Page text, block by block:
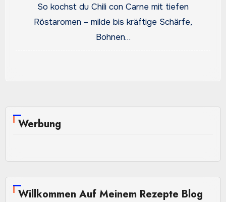
So kochst du Chili con Carne mit tiefen
Röstaromen – milde bis kräftige Schärfe,
Bohnen…
Werbung
Willkommen Auf Meinem Rezepte Blog